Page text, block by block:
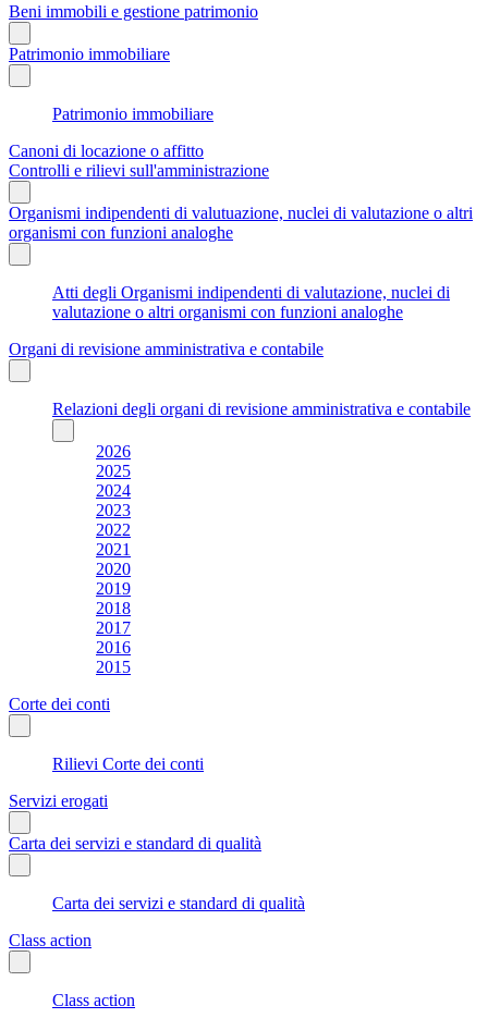
Beni immobili e gestione patrimonio
Patrimonio immobiliare
Patrimonio immobiliare
Canoni di locazione o affitto
Controlli e rilievi sull'amministrazione
Organismi indipendenti di valutuazione, nuclei di valutazione o altri
organismi con funzioni analoghe
Atti degli Organismi indipendenti di valutazione, nuclei di
valutazione o altri organismi con funzioni analoghe
Organi di revisione amministrativa e contabile
Relazioni degli organi di revisione amministrativa e contabile
2026
2025
2024
2023
2022
2021
2020
2019
2018
2017
2016
2015
Corte dei conti
Rilievi Corte dei conti
Servizi erogati
Carta dei servizi e standard di qualità
Carta dei servizi e standard di qualità
Class action
Class action